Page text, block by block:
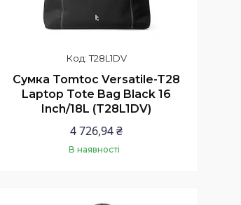
T28L1DV
Сумка Tomtoc Versatile-T28
Laptop Tote Bag Black 16
Inch/18L (T28L1DV)
4 726,94 ₴
В наявності